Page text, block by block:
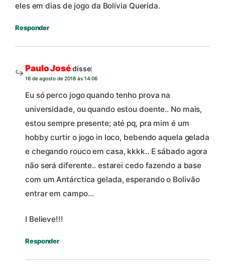
eles em dias de jogo da Bolívia Querida.
Responder
Paulo Josédisse:
16 de agosto de 2018 às 14:06
Eu só perco jogo quando tenho prova na
universidade, ou quando estou doente.. No mais,
estou sempre presente; até pq, pra mim é um
hobby curtir o jogo in loco, bebendo aquela gelada
e chegando rouco em casa, kkkk.. E sábado agora
não será diferente.. estarei cedo fazendo a base
com um Antárctica gelada, esperando o Bolivão
entrar em campo…
I Believe!!!
Responder